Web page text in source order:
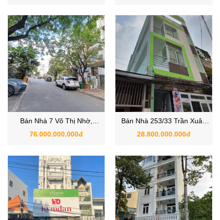
Bán Nhà 7 Võ Thị Nhờ,
phường Tân Thuận Đông,
76.000.000.000đ
Bán Nhà 253/33 Trần Xuân
Soạn, Phường Tân Kiểng,
28.800.000.000đ